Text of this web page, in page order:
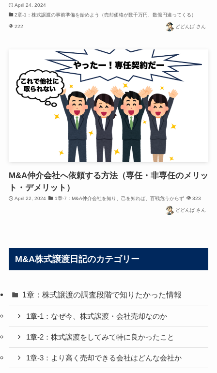
April 24, 2024
2章-1：株式譲渡の事前準備を始めよう（売却価格が数千万円、数億円違ってくる）
222 どどんぱ さん
M&A仲介会社へ依頼する方法（専任・非専任のメリッ
ト・デメリット）
April 22, 2024 1章-7：M&A仲介会社を知り、己を知れば、百戦危うからず 323
どどんぱ さん
M&A株式譲渡日記のカテゴリー
1章：株式譲渡の調査段階で知りたかった情報
1章-1：なぜ今、株式譲渡・会社売却なのか
1章-2：株式譲渡をしてみて特に良かったこと
1章-3：より高く売却できる会社はどんな会社か